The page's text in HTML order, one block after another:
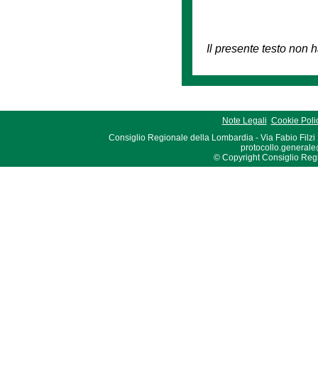
Il presente testo non
Note Legali Cookie
Consiglio Regionale della Lombardia - Via Fabio Filzi
© Copyright Consiglio